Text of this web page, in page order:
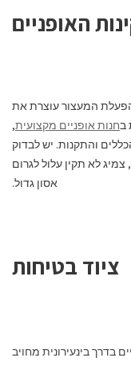
האופניים
המעצור עוצרת את
בחנות אופניים מקצועית,
והתקנות. יש לבדוק
לא תקין עלול לגרום
אסון גדול.
ציוד בטיחות
בדרך בינעירונית מחויב